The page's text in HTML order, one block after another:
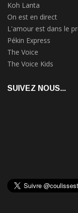
Koh Lanta
On est en direct
L'amour est dans le
Pékin Express
The Voice
The Voice Kids
SUIVEZ NOUS...